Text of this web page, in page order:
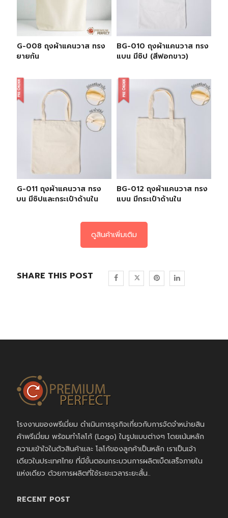
BG-008 ถุงผ้าแคนวาส ทรง
ขยายก้น
BG-010 ถุงผ้าแคนวาส ทรง
แบน มีซิป (สีฟอกขาว)
BG-011 ถุงผ้าแคนวาส ทรง
แบน มีซิปและกระเป๋าด้านใน
BG-012 ถุงผ้าแคนวาส ทรง
แบน มีกระเป๋าด้านใน
ดูสินค้าเพิ่มเติม
SHARE THIS POST
โรงงานของพรีเมี่ยม ดำเนินการธุรกิจเกี่ยวกับการจัดจำหน่ายสิน
ค้าพรีเมี่ยม พร้อมทำโลโก้ (Logo) ในรูปแบบต่างๆ โดยเน้นหลัก
ความเข้าใจในตัวสินค้าและ โลโก้ของลูกค้าเป็นหลัก เราเป็นเจ้า
เดียวในประเทศไทย ที่มีขั้นตอนกระบวนการผลิตเบ็ดเสร็จภายใน
แห่งเดียว ด้วยการผลิตที่ใช้ระยะเวลาระยะสั้น..
RECENT POST